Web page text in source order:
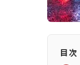
目次